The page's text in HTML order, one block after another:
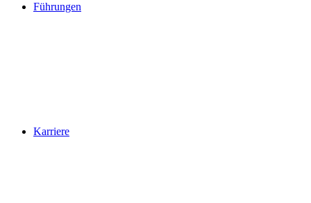
Führungen
Karriere